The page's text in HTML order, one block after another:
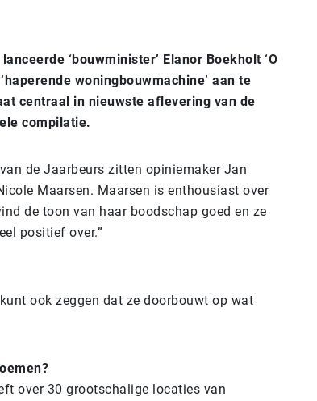
‘bouwminister’ Elanor Boekholt ‘O
woningbouwmachine’ aan te
centraal in nieuwste aflevering van de
compilatie.
de Jaarbeurs zitten opiniemaker Jan
Maarsen. Maarsen is enthousiast over
de toon van haar boodschap goed en ze
positief over.”
ook zeggen dat ze doorbouwt op wat
over 30 grootschalige locaties van